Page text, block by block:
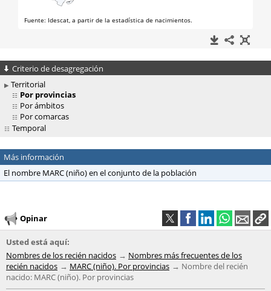
Criterio de desagregación
Territorial
Por provincias
Por ámbitos
Por comarcas
Temporal
Más información
El nombre MARC (niño) en el conjunto de la población
Opinar
Usted está aquí:
Nombres de los recién nacidos
Nombres más frecuentes de los
recién nacidos
MARC (niño). Por provincias
Nombre del recién
nacido: MARC (niño). Por provincias